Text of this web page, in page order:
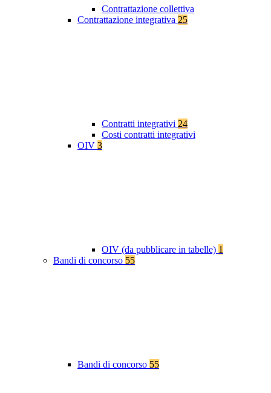
Contrattazione collettiva
Contrattazione integrativa 25
Contratti integrativi 24
Costi contratti integrativi
OIV 3
OIV (da pubblicare in tabelle) 1
Bandi di concorso 55
Bandi di concorso 55